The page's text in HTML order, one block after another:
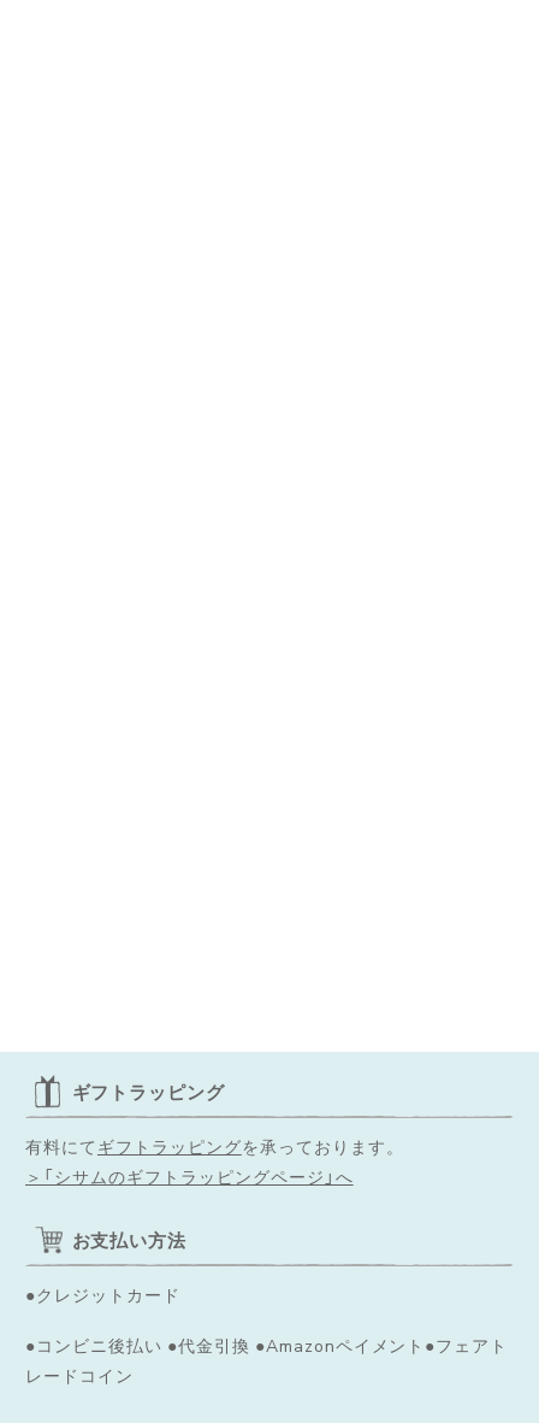
ギフトラッピング
有料にて ギフトラッピングを承っております。
＞「シサムのギフトラッピングページ」へ
お支払い方法
●クレジットカード
●コンビニ後払い ●代金引換 ●Amazonペイメント●フェアト
レードコイン